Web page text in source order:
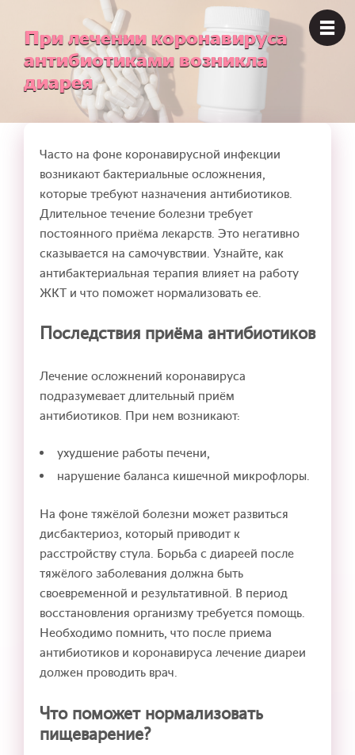
При лечении коронавируса
антибиотиками возникла
диарея
Часто на фоне коронавирусной инфекции
возникают бактериальные осложнения,
которые требуют назначения антибиотиков.
Длительное течение болезни требует
постоянного приёма лекарств. Это негативно
сказывается на самочувствии. Узнайте, как
антибактериальная терапия влияет на работу
ЖКТ и что поможет нормализовать ее.
Последствия приёма антибиотиков
Лечение осложнений коронавируса
подразумевает длительный приём
антибиотиков. При нем возникают:
ухудшение работы печени,
нарушение баланса кишечной микрофлоры.
На фоне тяжёлой болезни может развиться
дисбактериоз, который приводит к
расстройству стула. Борьба с диареей после
тяжёлого заболевания должна быть
своевременной и результативной. В период
восстановления организму требуется помощь.
Необходимо помнить, что после приема
антибиотиков и коронавируса лечение диареи
должен проводить врач.
Что поможет нормализовать
пищеварение?